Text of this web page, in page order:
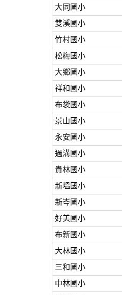
大同國小
雙溪國小
竹村國小
松梅國小
大鄉國小
祥和國小
布袋國小
景山國小
永安國小
過溝國小
貴林國小
新塭國小
新岑國小
好美國小
布新國小
大林國小
三和國小
中林國小